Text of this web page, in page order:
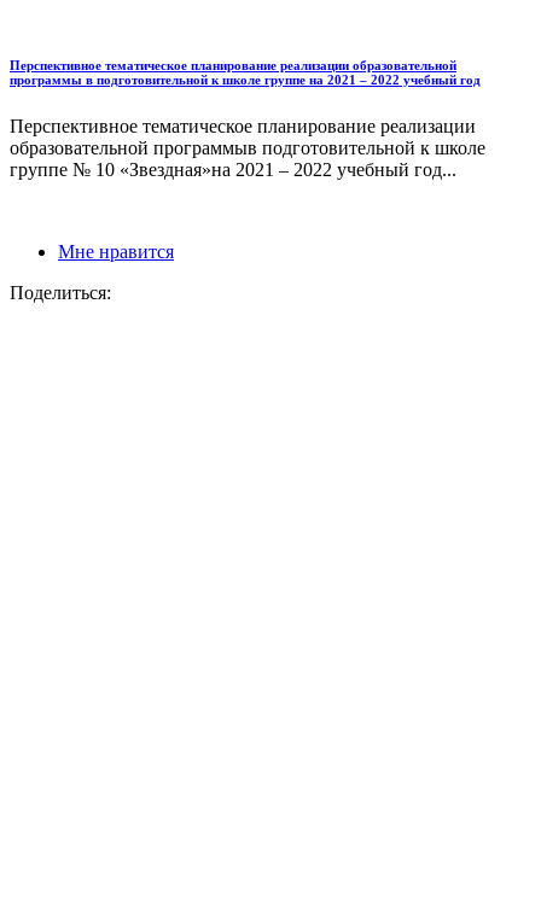
Перспективное тематическое планирование реализации образовательной
программы в подготовительной к школе группе на 2021 – 2022 учебный год
Перспективное тематическое планирование реализации
образовательной программыв подготовительной к школе
группе № 10 «Звездная»на 2021 – 2022 учебный год...
Мне нравится
Поделиться: